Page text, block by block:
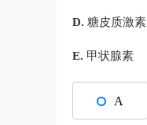
D. 糖皮质激素
E. 甲状腺素
A